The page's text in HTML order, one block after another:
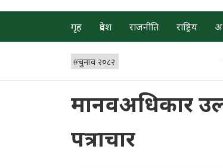
गृह प्रदेश राजनीति राष्ट्रिय
#चुनाव २०८२
मानवअधिकार
पत्राचार